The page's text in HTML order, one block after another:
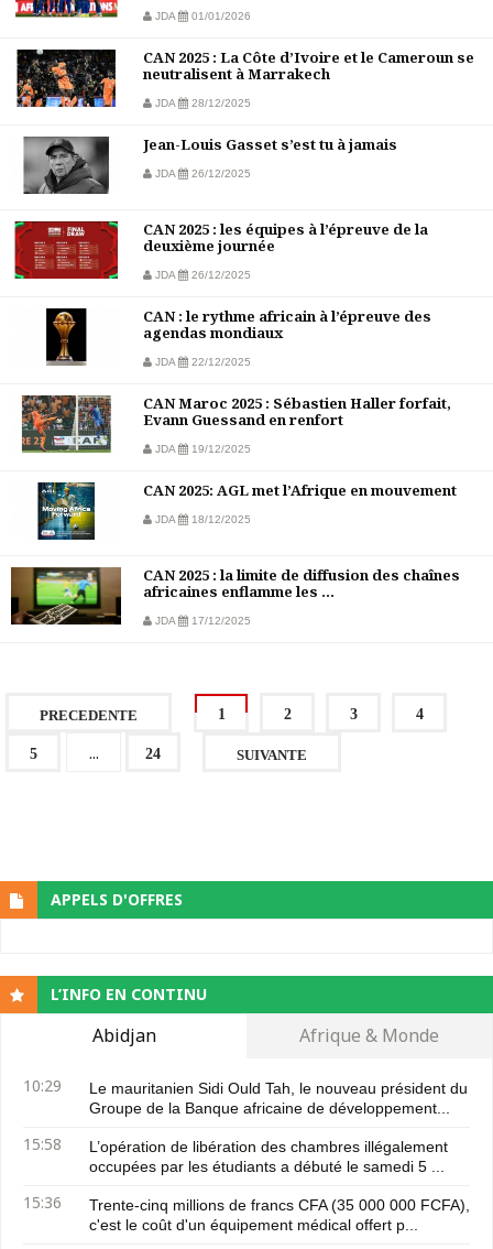
JDA 01/01/2026
CAN 2025 : La Côte d’Ivoire et le Cameroun se
neutralisent à Marrakech
JDA 28/12/2025
Jean-Louis Gasset s’est tu à jamais
JDA 26/12/2025
CAN 2025 : les équipes à l’épreuve de la
deuxième journée
JDA 26/12/2025
CAN : le rythme africain à l’épreuve des
agendas mondiaux
JDA 22/12/2025
CAN Maroc 2025 : Sébastien Haller forfait,
Evann Guessand en renfort
JDA 19/12/2025
CAN 2025: AGL met l’Afrique en mouvement
JDA 18/12/2025
CAN 2025 : la limite de diffusion des chaînes
africaines enflamme les ...
JDA 17/12/2025
PRECEDENTE 1 2 3 4
5 ... 24 SUIVANTE
APPELS D'OFFRES
L’INFO EN CONTINU
Abidjan Afrique & Monde
10:29
Le mauritanien Sidi Ould Tah, le nouveau président du
Groupe de la Banque africaine de développement...
15:58
L’opération de libération des chambres illégalement
occupées par les étudiants a débuté le samedi 5 ...
15:36
Trente-cinq millions de francs CFA (35 000 000 FCFA),
c'est le coût d'un équipement médical offert p...